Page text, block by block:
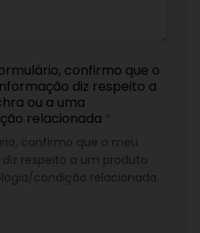
confirmo que o
diz respeito a
ou a uma
relacionada *
confirmo que o meu
respeito a um produto
condição relacionada.